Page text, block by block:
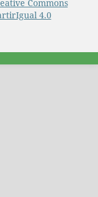
Commons
4.0